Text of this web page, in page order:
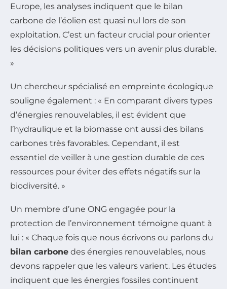
Europe, les analyses indiquent que le bilan
carbone de l’éolien est quasi nul lors de son
exploitation. C’est un facteur crucial pour orienter
les décisions politiques vers un avenir plus durable.
»
Un chercheur spécialisé en empreinte écologique
souligne également : « En comparant divers types
d’énergies renouvelables, il est évident que
l’hydraulique et la biomasse ont aussi des bilans
carbones très favorables. Cependant, il est
essentiel de veiller à une gestion durable de ces
ressources pour éviter des effets négatifs sur la
biodiversité. »
Un membre d’une ONG engagée pour la
protection de l’environnement témoigne quant à
lui : « Chaque fois que nous écrivons ou parlons du
bilan carbone des énergies renouvelables, nous
devons rappeler que les valeurs varient. Les études
indiquent que les énergies fossiles continuent